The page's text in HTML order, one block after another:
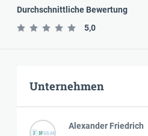
Durchschnittliche Bewertung
5,0
Unternehmen
Alexander Friedrich